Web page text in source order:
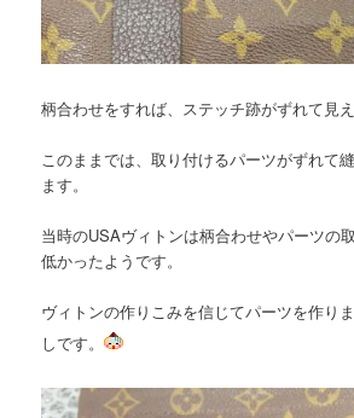
柄合わせをすれば、ステッチ跡がずれて見え
このままでは、取り付けるパーツがずれて
ます。
当時のUSAヴィトンは柄合わせやパーツの
低かったようです。
ヴィトンの作りこみを信じてパーツを作り
しです。